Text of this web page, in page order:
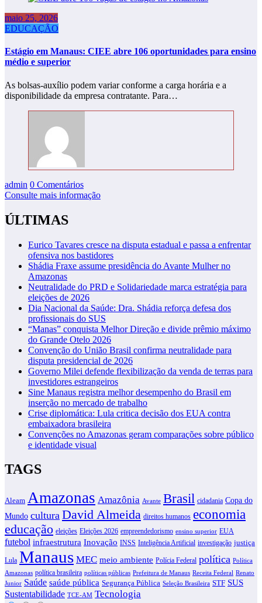
maio 25, 2026
EDUCAÇÃO
Estágio em Manaus: CIEE abre 106 oportunidades para ensino
médio e superior
As bolsas-auxílio podem variar conforme a carga horária e a
disponibilidade da empresa contratante. Para…
admin 0 Comentários
Consulte mais informação
ÚLTIMAS
Eurico Tavares cresce na disputa estadual e passa a enfrentar
ofensiva nos bastidores
Shádia Fraxe assume presidência do Avante Mulher no
Amazonas
Neutralidade do PRD e Solidariedade marca estratégia para
eleições de 2026
Dia Nacional da Saúde: Dra. Shádia reforça defesa dos
profissionais do SUS
“Manas” conquista Melhor Direção e divide prêmio máximo
do Grande Otelo 2026
Convenção do União Brasil confirma neutralidade para
disputa presidencial de 2026
Governo Milei defende flexibilização da venda de terras para
investidores estrangeiros
Sine Manaus registra melhor desempenho do Brasil em
inserção no mercado de trabalho
Crise diplomática: Lula critica decisão dos EUA contra
embaixadora brasileira
Convenções no Amazonas geram comparações sobre público
e identidade visual
TAGS
Aleam Amazonas Amazônia Avante Brasil cidadania Copa do
Mundo cultura David Almeida direitos humanos economia
educação eleições Eleições 2026 empreendedorismo ensino superior EUA
futebol infraestrutura Inovação INSS Inteligência Artificial investigação justiça
Lula Manaus MEC meio ambiente Polícia Federal política Política
Amazonas política brasileira políticas públicas Prefeitura de Manaus Receita Federal Renato
Junior Saúde saúde pública Segurança Pública Seleção Brasileira STF SUS
Sustentabilidade TCE-AM Tecnologia